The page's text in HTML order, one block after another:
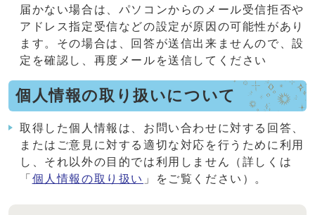
届かない場合は、パソコンからのメール受信拒否や
アドレス指定受信などの設定が原因の可能性があり
ます。その場合は、回答が送信出来ませんので、設
定を確認し、再度メールを送信してください
個人情報の取り扱いについて
取得した個人情報は、お問い合わせに対する回答、
またはご意見に対する適切な対応を行うために利用
し、それ以外の目的では利用しません（詳しくは
「 個人情報の取り扱い 」をご覧ください）。